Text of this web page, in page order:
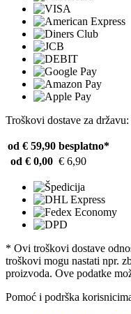
Troškovi dostave za
od € 59,90 besplatno*
od € 0,00 € 6,90
* Ovi troškovi dostave
troškovi mogu nastati npr.
proizvoda. Ove podatke
Pomoć i podrška